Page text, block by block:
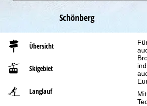
Schönberg
Übersicht
Skigebiet
Langlauf